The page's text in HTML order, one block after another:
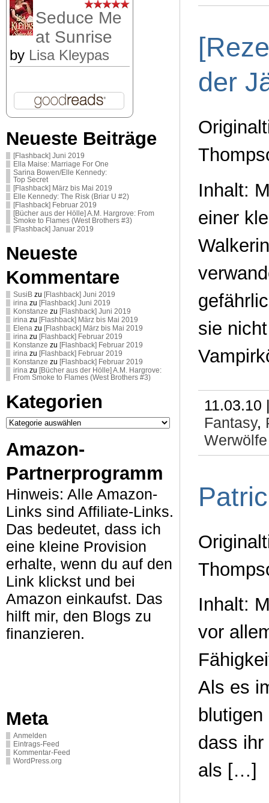
Seduce Me
at Sunrise
by Lisa Kleypas
Neueste Beiträge
[Flashback] Juni 2019
Ella Maise: Marriage For One
Sarina Bowen/Elle Kennedy:
Top Secret
[Flashback] März bis Mai 2019
Elle Kennedy: The Risk (Briar U #2)
[Flashback] Februar 2019
[Bücher aus der Hölle] A.M. Hargrove: From
Smoke to Flames (West Brothers #3)
[Flashback] Januar 2019
Neueste
Kommentare
SusiB zu [Flashback] Juni 2019
irina zu [Flashback] Juni 2019
Konstanze zu [Flashback] Juni 2019
irina zu [Flashback] März bis Mai 2019
Elena zu [Flashback] März bis Mai 2019
irina zu [Flashback] Februar 2019
Konstanze zu [Flashback] Februar 2019
irina zu [Flashback] Februar 2019
Konstanze zu [Flashback] Februar 2019
irina zu [Bücher aus der Hölle] A.M. Hargrove:
From Smoke to Flames (West Brothers #3)
Kategorien
Kategorien
Amazon-
Partnerprogramm
Hinweis: Alle Amazon-
Links sind Affiliate-Links.
Das bedeutet, dass ich
eine kleine Provision
erhalte, wenn du auf den
Link klickst und bei
Amazon einkaufst. Das
hilft mir, den Blogs zu
finanzieren.
Meta
Anmelden
Eintrags-Feed
Kommentar-Feed
WordPress.org
der
Inhalt:
einer
sie
11.03.10
Fantasy,
Werwölfe
Inhalt:
vor
Als es
dass
als […]